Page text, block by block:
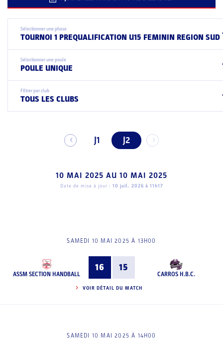
Sélectionner une phase
TOURNOI 1 PREQUALIFICATION U15 FEMININ REGION SUD
Sélectionner une poule
POULE UNIQUE
Filtrer par club
TOUS LES CLUBS
J1 J2
10 MAI 2025 AU 10 MAI 2025
Date de mise à jour : 10 juil. 2026 à 11h17
SAMEDI 10 MAI 2025 À 13H00
ASSM SECTION HANDBALL
16 15
CARROS H.B.C.
VOIR DÉTAIL DU MATCH
SAMEDI 10 MAI 2025 À 14H00